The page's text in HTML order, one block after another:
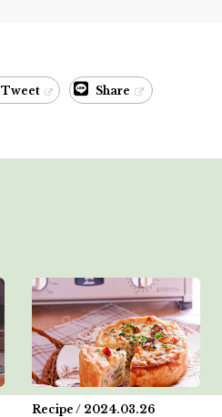
Tweet Share
Recipe / 2024.03.26